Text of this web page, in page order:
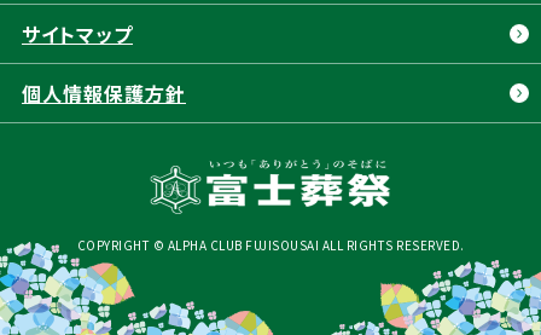
サイトマップ
個人情報保護方針
COPYRIGHT © ALPHA CLUB FUJISOUSAI ALL RIGHTS RESERVED.